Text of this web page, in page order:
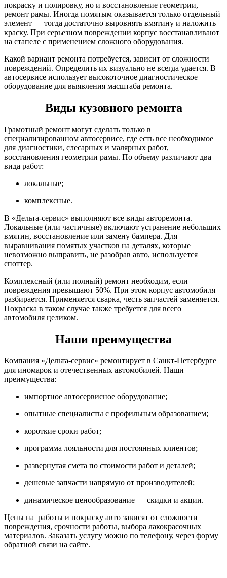
покраску и полировку, но и восстановление геометрии,
ремонт рамы. Иногда помятым оказывается только отдельный
элемент — тогда достаточно выровнять вмятину и наложить
краску. При серьезном повреждении корпус восстанавливают
на стапеле с применением сложного оборудования.
Какой вариант ремонта потребуется, зависит от сложности
повреждений. Определить их визуально не всегда удается. В
автосервисе использует высокоточное диагностическое
оборудование для выявления масштаба ремонта.
Виды кузовного ремонта
Грамотный ремонт могут сделать только в
специализированном автосервисе, где есть все необходимое
для диагностики, слесарных и малярных работ,
восстановления геометрии рамы. По объему различают два
вида работ:
локальные;
комплексные.
В «Дельта-сервис» выполняют все виды авторемонта.
Локальные (или частичные) включают устранение небольших
вмятин, восстановление или замену бампера. Для
выравнивания помятых участков на деталях, которые
невозможно выправить, не разобрав авто, используется
споттер.
Комплексный (или полный) ремонт необходим, если
повреждения превышают 50%. При этом корпус автомобиля
разбирается. Применяется сварка, честь запчастей заменяется.
Покраска в таком случае также требуется для всего
автомобиля целиком.
Наши преимущества
Компания «Дельта-сервис» ремонтирует в Санкт-Петербурге
для иномарок и отечественных автомобилей. Наши
преимущества:
импортное автосервисное оборудование;
опытные специалисты с профильным образованием;
короткие сроки работ;
программа лояльности для постоянных клиентов;
развернутая смета по стоимости работ и деталей;
дешевые запчасти напрямую от производителей;
динамическое ценообразование — скидки и акции.
Цены на работы и покраску авто зависят от сложности
повреждения, срочности работы, выбора лакокрасочных
материалов. Заказать услугу можно по телефону, через форму
обратной связи на сайте.